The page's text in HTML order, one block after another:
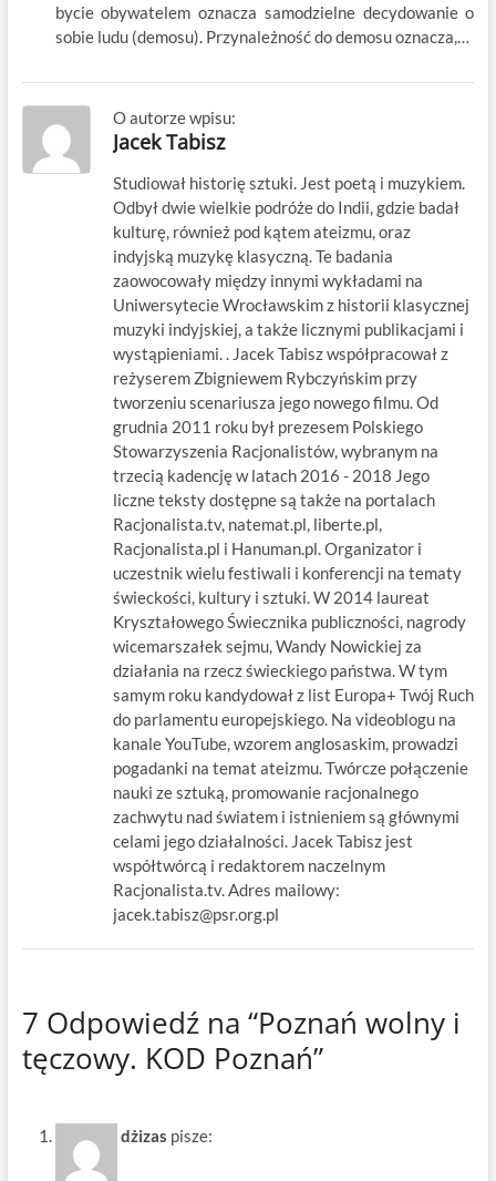
bycie obywatelem oznacza samodzielne decydowanie o
sobie ludu (demosu). Przynależność do demosu oznacza,…
O autorze wpisu:
Jacek Tabisz
Studiował historię sztuki. Jest poetą i muzykiem.
Odbył dwie wielkie podróże do Indii, gdzie badał
kulturę, również pod kątem ateizmu, oraz
indyjską muzykę klasyczną. Te badania
zaowocowały między innymi wykładami na
Uniwersytecie Wrocławskim z historii klasycznej
muzyki indyjskiej, a także licznymi publikacjami i
wystąpieniami. . Jacek Tabisz współpracował z
reżyserem Zbigniewem Rybczyńskim przy
tworzeniu scenariusza jego nowego filmu. Od
grudnia 2011 roku był prezesem Polskiego
Stowarzyszenia Racjonalistów, wybranym na
trzecią kadencję w latach 2016 - 2018 Jego
liczne teksty dostępne są także na portalach
Racjonalista.tv, natemat.pl, liberte.pl,
Racjonalista.pl i Hanuman.pl. Organizator i
uczestnik wielu festiwali i konferencji na tematy
świeckości, kultury i sztuki. W 2014 laureat
Kryształowego Świecznika publiczności, nagrody
wicemarszałek sejmu, Wandy Nowickiej za
działania na rzecz świeckiego państwa. W tym
samym roku kandydował z list Europa+ Twój Ruch
do parlamentu europejskiego. Na videoblogu na
kanale YouTube, wzorem anglosaskim, prowadzi
pogadanki na temat ateizmu. Twórcze połączenie
nauki ze sztuką, promowanie racjonalnego
zachwytu nad światem i istnieniem są głównymi
celami jego działalności. Jacek Tabisz jest
współtwórcą i redaktorem naczelnym
Racjonalista.tv. Adres mailowy:
jacek.tabisz@psr.org.pl
7 Odpowiedź na “Poznań wolny i
tęczowy. KOD Poznań”
dżizas pisze: